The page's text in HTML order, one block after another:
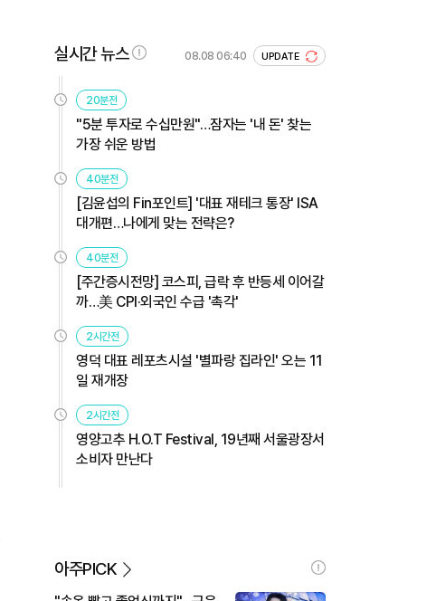
실시간 뉴스 08.08 06:40 UPDATE
20분전
"5분 투자로 수십만원"…잠자는 '내 돈' 찾는
가장 쉬운 방법
40분전
[김윤섭의 Fin포인트] '대표 재테크 통장' ISA
대개편…나에게 맞는 전략은?
40분전
[주간증시전망] 코스피, 급락 후 반등세 이어갈
까…美 CPI·외국인 수급 '촉각'
2시간전
영덕 대표 레포츠시설 '별파랑 집라인' 오는 11
일 재개장
2시간전
영양고추 H.O.T Festival, 19년째 서울광장서
소비자 만난다
아주PICK